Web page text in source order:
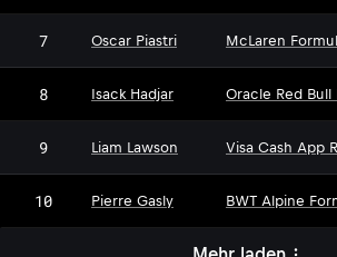
7 Oscar Piastri McLaren
8 Isack Hadjar Oracle Red Bull
9 Liam Lawson Visa Cash App
10 Pierre Gasly BWT Alpine